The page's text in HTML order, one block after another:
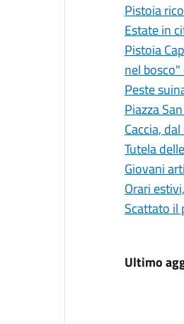
Pistoia
Estate in
Pistoia
nel
Peste
Piazza
Caccia,
Tutela
Giovani
Orari
Scattato il
Ultimo